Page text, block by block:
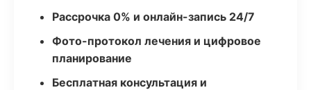
Рассрочка 0% и онлайн-запись 24/7
Фото-протокол лечения и цифровое
планирование
Бесплатная консультация и